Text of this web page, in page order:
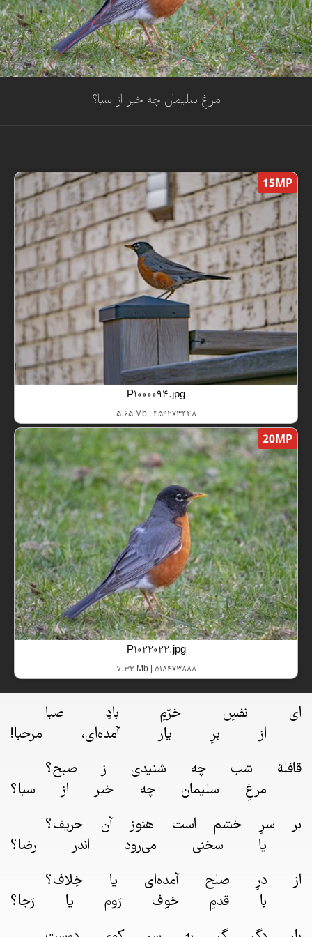
مرغِ سلیمان چه خبر از سبا؟
15MP
P1000094.jpg
5.65 Mb | 4592x3448
20MP
P1022022.jpg
7.32 Mb | 5184x3888
ای نفسِ خرّمِ بادِ صبا
از برِ یار آمده‌ای، مرحبا!
قافلهٔ شب چه شنیدی ز صبح؟
مرغِ سلیمان چه خبر از سبا؟
بر سرِ خشم است هنوز آن حریف؟
یا سخنی می‌رود اندر رضا؟
از درِ صلح آمده‌ای یا خِلاف؟
با قدمِ خوف رَوم یا رَجا؟